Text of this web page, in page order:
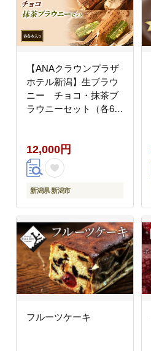
【ANAクラウンプラザ
ホテル新潟】生ブラウ
ニー チョコ・抹茶ブ
ラウニーセット（各6本
12,000円
新潟県 新潟市
フルーツケーキ